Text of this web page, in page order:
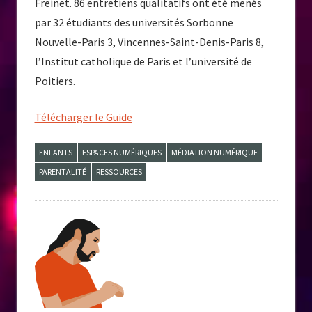
Freinet. 86 entretiens qualitatifs ont été menés
par 32 étudiants des universités Sorbonne
Nouvelle-Paris 3, Vincennes-Saint-Denis-Paris 8,
l’Institut catholique de Paris et l’université de
Poitiers.
Télécharger le Guide
ENFANTS ESPACES NUMÉRIQUES
MÉDIATION NUMÉRIQUE
PARENTALITÉ
RESSOURCES